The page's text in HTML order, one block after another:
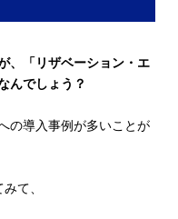
、「リザベーション・エ
んでしょう？
の導入事例が多いことが
て、